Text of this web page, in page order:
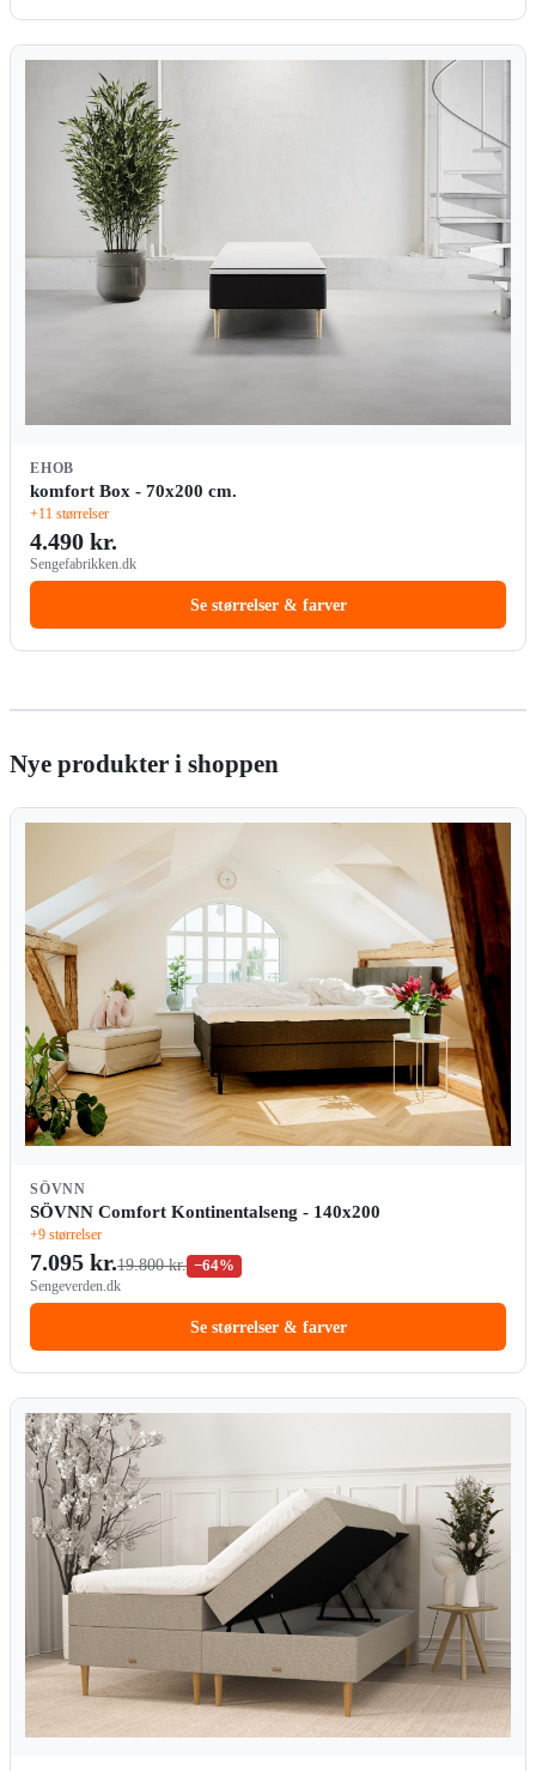
EHOB
komfort Box - 70x200 cm.
+11 størrelser
4.490 kr.
Sengefabrikken.dk
Se størrelser & farver
Nye produkter i shoppen
SÖVNN
SÖVNN Comfort Kontinentalseng - 140x200
+9 størrelser
7.095 kr.19.800 kr. −64%
Sengeverden.dk
Se størrelser & farver